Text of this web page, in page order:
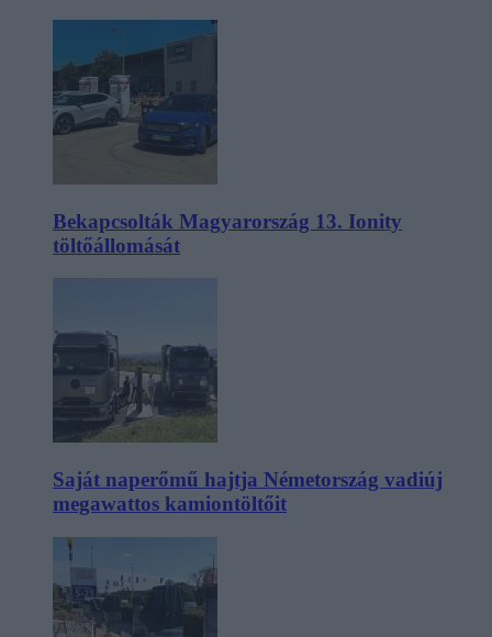
Bekapcsolták Magyarország 13. Ionity
töltőállomását
Saját naperőmű hajtja Németország vadiúj
megawattos kamiontöltőit